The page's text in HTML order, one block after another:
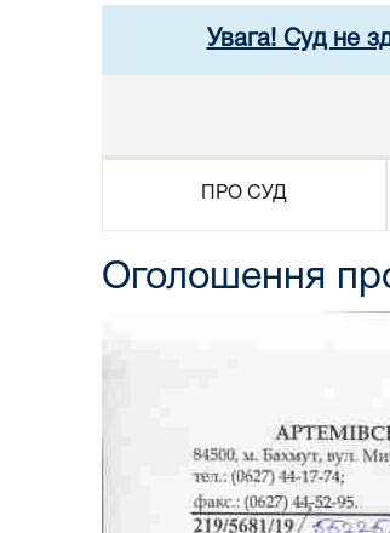
Увага! Суд не
ПРО СУД
Оголошення